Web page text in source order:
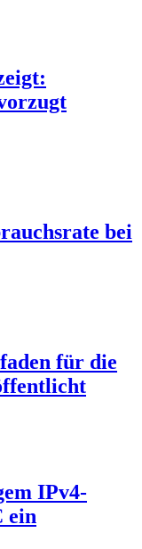
bei
für die
IPv4-
ein